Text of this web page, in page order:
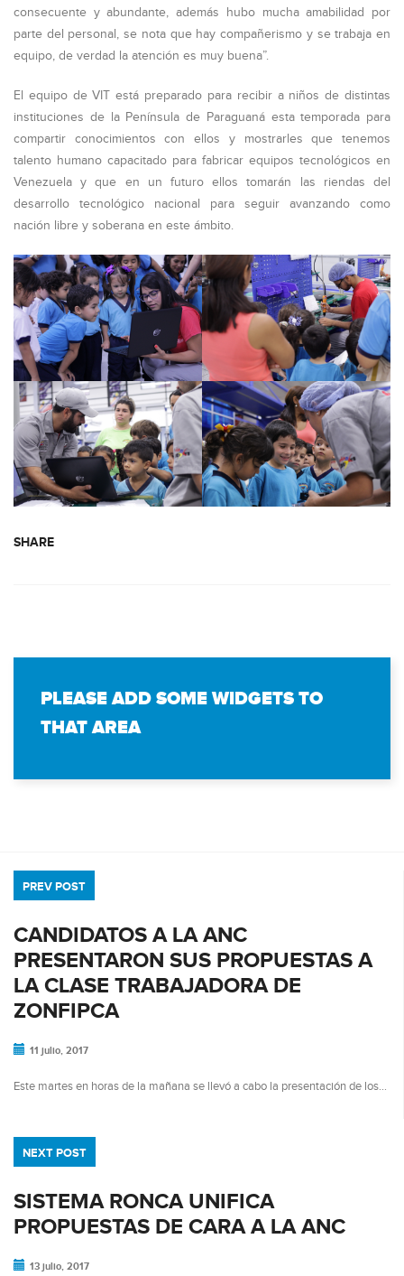
consecuente y abundante, además hubo mucha amabilidad por
parte del personal, se nota que hay compañerismo y se trabaja en
equipo, de verdad la atención es muy buena”.
El equipo de VIT está preparado para recibir a niños de distintas
instituciones de la Península de Paraguaná esta temporada para
compartir conocimientos con ellos y mostrarles que tenemos
talento humano capacitado para fabricar equipos tecnológicos en
Venezuela y que en un futuro ellos tomarán las riendas del
desarrollo tecnológico nacional para seguir avanzando como
nación libre y soberana en este ámbito.
SHARE
PLEASE ADD SOME WIDGETS TO
THAT AREA
PREV POST
CANDIDATOS A LA ANC
PRESENTARON SUS PROPUESTAS A
LA CLASE TRABAJADORA DE
ZONFIPCA
11 julio, 2017
Este martes en horas de la mañana se llevó a cabo la presentación de los…
NEXT POST
SISTEMA RONCA UNIFICA
PROPUESTAS DE CARA A LA ANC
13 julio, 2017